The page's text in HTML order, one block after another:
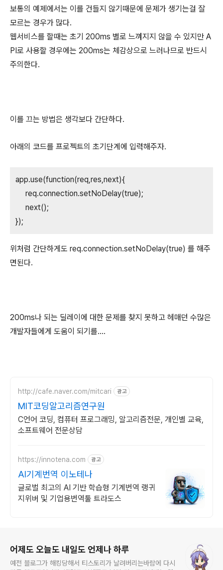
보통의 예제에서는 이를 건들지 않기때문에 문제가 생기는걸 잘
모르는 경우가 많다.
웹서비스를 할때는 초기 200ms 별로 느껴지지 않을 수 있지만 A
PI로 사용할 경우에는 200ms는 체감상으로 느러나므로 반드시
주의한다.
이를 끄는 방법은 생각보다 간단하다.
아래의 코드를 프로젝트의 초기단계에 입력해주자.
app.use(function(req,res,next){
req.connection.setNoDelay(true);
next();
});
위처럼 간단하게도 req.connection.setNoDelay(true) 를 해주
면된다.
200ms나 되는 딜레이에 대한 문제를 찾지 못하고 헤매던 수많은
개발자들에게 도움이 되기를....
http://cafe.naver.com/mitcari 광고
MIT코딩알고리즘연구원
C언어 코딩, 컴퓨터 프로그래밍, 알고리즘전문, 개인별 교육,
소프트웨어 전문상담
https://innotena.com 광고
AI기계번역 이노테나
글로벌 최고의 AI 기반 학습형 기계번역 랭귀
지위버 및 기업용번역툴 트라도스
어제도 오늘도 내일도 언제나 하루
예전 블로그가 해킹당해서 티스토리가 날려버리는바람에 다시